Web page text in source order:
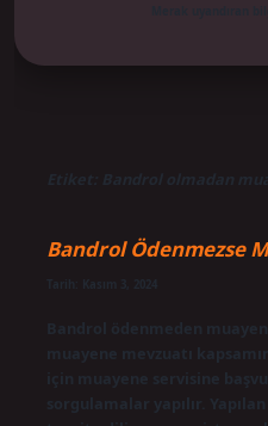
Merak uyandıran
Etiket: Bandrol olmadan
Bandrol Ödenmezse
Bandrol ödenmeden
muayene mevzuatı
için muayene servisine
sorgulamalar yapılır.